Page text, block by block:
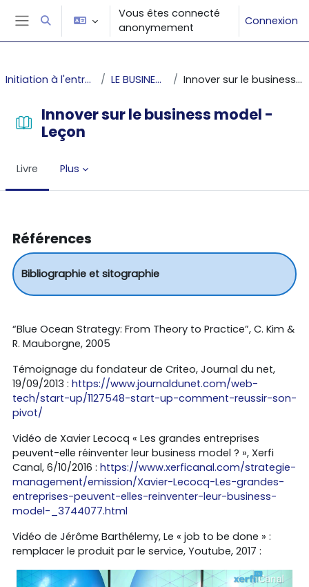
Passer au contenu principal
Panneau latéral
Activer/désactiver la saisie de recherche
Vous êtes connecté
anonymement
Connexion
Initiation à l'entrepreneuriat LE BUSINESS MODEL Innover sur le business model - Leçon
Innover sur le business model -
Leçon
Livre Plus
Références
Bibliographie et sitographie
“Blue Ocean Strategy: From Theory to Practice”, C. Kim &
R. Mauborgne, 2005
Témoignage du fondateur de Criteo, Journal du net,
19/09/2013 : https://www.journaldunet.com/web-
tech/start-up/1127548-start-up-comment-reussir-son-
pivot/
Vidéo de Xavier Lecocq « Les grandes entreprises
peuvent-elle réinventer leur business model ? », Xerfi
Canal, 6/10/2016 : https://www.xerficanal.com/strategie-
management/emission/Xavier-Lecocq-Les-grandes-
entreprises-peuvent-elles-reinventer-leur-business-
model-_3744077.html
Vidéo de Jérôme Barthélemy, Le « job to be done » :
remplacer le produit par le service, Youtube, 2017 :